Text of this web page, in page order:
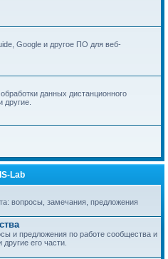
Google и другое ПО для веб-
данных дистанционного
другие.
Lab
вопросы, замечания, предложения
и предложения по работе сообщества и
его части.